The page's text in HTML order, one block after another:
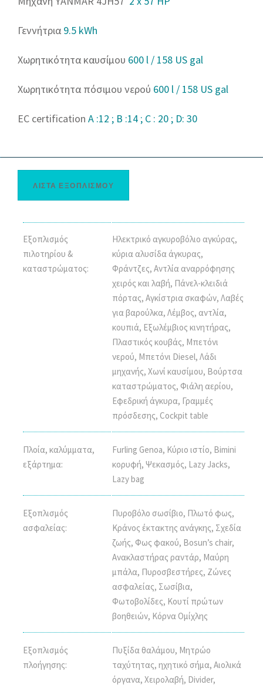
Γεννήτρια 9.5 kWh
Χωρητικότητα καυσίμου 600 l / 158 US gal
Χωρητικότητα πόσιμου νερού 600 l / 158 US gal
EC certification A :12 ; B :14 ; C : 20 ; D: 30
ΛΙΣΤΑ ΕΞΟΠΛΙΣΜΟΥ
Εξοπλισμός
πιλοτηρίου &
καταστρώματος:
Ηλεκτρικό αγκυροβόλιο αγκύρας,
κύρια αλυσίδα άγκυρας,
Φράντζες, Αντλία αναρρόφησης
χειρός και λαβή, Πάνελ-κλειδιά
πόρτας, Αγκίστρια σκαφών, Λαβές
για βαρούλκα, Λέμβος, αντλία,
κουπιά, Εξωλέμβιος κινητήρας,
Πλαστικός κουβάς, Μπετόνι
νερού, Μπετόνι Diesel, Λάδι
μηχανής, Χωνί καυσίμου, Βούρτσα
καταστρώματος, Φιάλη αερίου,
Εφεδρική άγκυρα, Γραμμές
πρόσδεσης, Cockpit table
Πλοία, καλύμματα,
εξάρτημα:
Furling Genoa, Κύριο ιστίο, Bimini
κορυφή, Ψεκασμός, Lazy Jacks,
Lazy bag
Εξοπλισμός
ασφαλείας:
Πυροβόλο σωσίβιο, Πλωτό φως,
Κράνος έκτακτης ανάγκης, Σχεδία
ζωής, Φως φακού, Bosun’s chair,
Ανακλαστήρας ραντάρ, Μαύρη
μπάλα, Πυροσβεστήρες, Ζώνες
ασφαλείας, Σωσίβια,
Φωτοβολίδες, Κουτί πρώτων
βοηθειών, Κόρνα Ομίχλης
Εξοπλισμός
πλοήγησης:
Πυξίδα θαλάμου, Μητρώο
ταχύτητας, ηχητικό σήμα, Αιολικά
όργανα, Χειρολαβή, Divider,